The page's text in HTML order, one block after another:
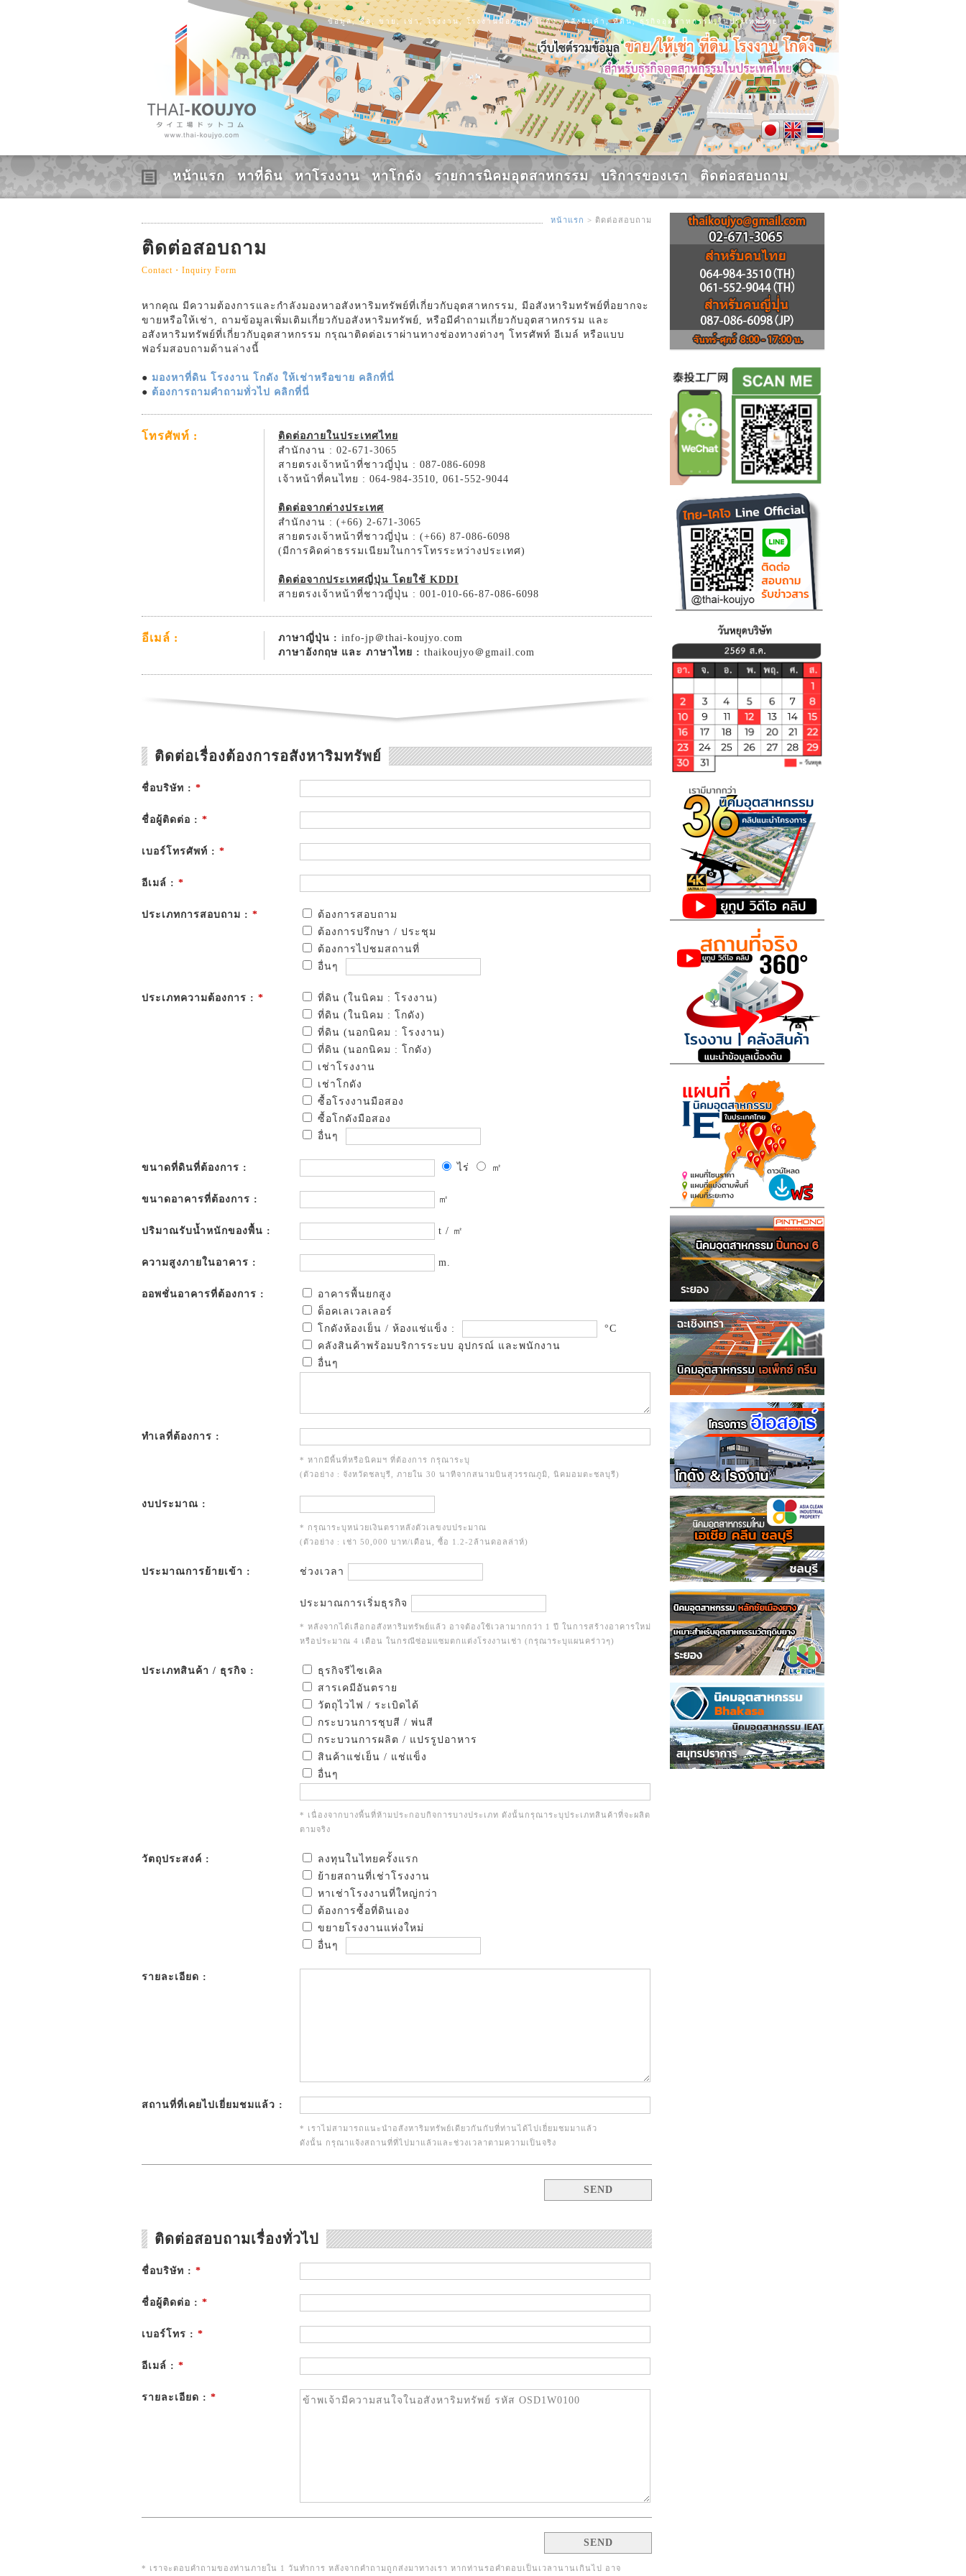
ข้อมูล, ซื้อ, ขาย, เช่า, โรงงาน, โรงงานมือสอง, โกดัง, คลังสินค้า, ที่ดิน, ธุรกิจอุตสาหกรรม,ในประเทศไทย
หน้าแรก หาที่ดิน หาโรงงาน หาโกดัง รายการนิคมอุตสาหกรรม บริการของเรา ติดต่อสอบถาม
หน้าแรก > ติดต่อสอบถาม
ติดต่อสอบถาม
Contact・Inquiry Form
หากคุณ มีความต้องการและกำลังมองหาอสังหาริมทรัพย์ที่เกี่ยวกับอุตสาหกรรม, มีอสังหาริมทรัพย์ที่อยากจะ
ขายหรือให้เช่า, ถามข้อมูลเพิ่มเติมเกี่ยวกับอสังหาริมทรัพย์, หรือมีคำถามเกี่ยวกับอุตสาหกรรม และ
อสังหาริมทรัพย์ที่เกี่ยวกับอุตสาหกรรม กรุณาติดต่อเราผ่านทางช่องทางต่างๆ โทรศัพท์ อีเมล์ หรือแบบ
ฟอร์มสอบถามด้านล่างนี้
● มองหาที่ดิน โรงงาน โกดัง ให้เช่าหรือขาย คลิกที่นี่
● ต้องการถามคำถามทั่วไป คลิกที่นี่
โทรศัพท์ :
ติดต่อภายในประเทศไทย
สำนักงาน : 02-671-3065
สายตรงเจ้าหน้าที่ชาวญี่ปุ่น : 087-086-6098
เจ้าหน้าที่คนไทย : 064-984-3510, 061-552-9044
ติดต่อจากต่างประเทศ
สำนักงาน : (+66) 2-671-3065
สายตรงเจ้าหน้าที่ชาวญี่ปุ่น : (+66) 87-086-6098
(มีการคิดค่าธรรมเนียมในการโทรระหว่างประเทศ)
ติดต่อจากประเทศญี่ปุ่น โดยใช้ KDDI
สายตรงเจ้าหน้าที่ชาวญี่ปุ่น : 001-010-66-87-086-6098
อีเมล์ : ภาษาญี่ปุ่น : info-jp＠thai-koujyo.com
ภาษาอังกฤษ และ ภาษาไทย : thaikoujyo＠gmail.com
ติดต่อเรื่องต้องการอสังหาริมทรัพย์
ชื่อบริษัท : *
ชื่อผู้ติดต่อ : *
เบอร์โทรศัพท์ : *
อีเมล์ : *
ประเภทการสอบถาม : *
ต้องการสอบถาม
ต้องการปรึกษา / ประชุม
ต้องการไปชมสถานที่
อื่นๆ
ประเภทความต้องการ : *
ที่ดิน (ในนิคม : โรงงาน)
ที่ดิน (ในนิคม : โกดัง)
ที่ดิน (นอกนิคม : โรงงาน)
ที่ดิน (นอกนิคม : โกดัง)
เช่าโรงงาน
เช่าโกดัง
ซื้อโรงงานมือสอง
ซื้อโกดังมือสอง
อื่นๆ
ขนาดที่ดินที่ต้องการ : ไร่ ㎡
ขนาดอาคารที่ต้องการ : ㎡
ปริมาณรับน้ำหนักของพื้น : t / ㎡
ความสูงภายในอาคาร : m.
ออพชั่นอาคารที่ต้องการ :
อาคารพื้นยกสูง
ด็อคเลเวลเลอร์
โกดังห้องเย็น / ห้องแช่แข็ง :
°C
คลังสินค้าพร้อมบริการระบบ อุปกรณ์ และพนักงาน
อื่นๆ
ทำเลที่ต้องการ :
* หากมีพื้นที่หรือนิคมฯ ที่ต้องการ กรุณาระบุ
(ตัวอย่าง : จังหวัดชลบุรี, ภายใน 30 นาทีจากสนามบินสุวรรณภูมิ, นิคมอมตะชลบุรี)
งบประมาณ :
* กรุณาระบุหน่วยเงินตราหลังตัวเลขงบประมาณ
(ตัวอย่าง : เช่า 50,000 บาท/เดือน, ซื้อ 1.2-2ล้านดอลล่าห์)
ประมาณการย้ายเข้า : ช่วงเวลา
ประมาณการเริ่มธุรกิจ
* หลังจากได้เลือกอสังหาริมทรัพย์แล้ว อาจต้องใช้เวลามากกว่า 1 ปี ในการสร้างอาคารใหม่
หรือประมาณ 4 เดือน ในกรณีซ่อมแซมตกแต่งโรงงานเช่า (กรุณาระบุแผนคร่าวๆ)
ประเภทสินค้า / ธุรกิจ :
ธุรกิจรีไซเคิล
สารเคมีอันตราย
วัตถุไวไฟ / ระเบิดได้
กระบวนการชุบสี / พ่นสี
กระบวนการผลิต / แปรรูปอาหาร
สินค้าแช่เย็น / แช่แข็ง
อื่นๆ
* เนื่องจากบางพื้นที่ห้ามประกอบกิจการบางประเภท ดังนั้นกรุณาระบุประเภทสินค้าที่จะผลิต
ตามจริง
วัตถุประสงค์ :
ลงทุนในไทยครั้งแรก
ย้ายสถานที่เช่าโรงงาน
หาเช่าโรงงานที่ใหญ่กว่า
ต้องการซื้อที่ดินเอง
ขยายโรงงานแห่งใหม่
อื่นๆ
รายละเอียด :
สถานที่ที่เคยไปเยี่ยมชมแล้ว :
* เราไม่สามารถแนะนำอสังหาริมทรัพย์เดียวกันกับที่ท่านได้ไปเยี่ยมชมมาแล้ว
ดังนั้น กรุณาแจ้งสถานที่ที่ไปมาแล้วและช่วงเวลาตามความเป็นจริง
ติดต่อสอบถามเรื่องทั่วไป
ชื่อบริษัท : *
ชื่อผู้ติดต่อ : *
เบอร์โทร : *
อีเมล์ : *
รายละเอียด : *
* เราจะตอบคำถามของท่านภายใน 1 วันทำการ หลังจากคำถามถูกส่งมาทางเรา หากท่านรอคำตอบเป็นเวลานานเกินไป อาจ